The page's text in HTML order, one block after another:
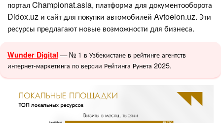
портал Championat.asia, платформа для документооборота
Didox.uz и сайт для покупки автомобилей Avtoelon.uz. Эти
ресурсы предлагают новые возможности для бизнеса.
Wunder Digital — № 1 в Узбекистане в рейтинге агентств
интернет-маркетинга по версии Рейтинга Рунета 2025.